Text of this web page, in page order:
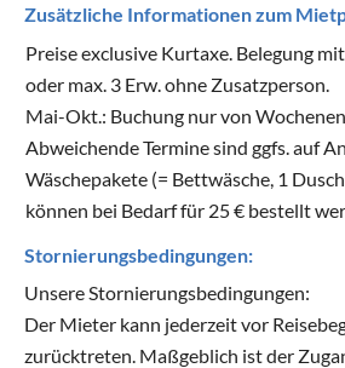
Zusätzliche Informationen zum
Preise exclusive Kurtaxe. Belegung
oder max. 3 Erw. ohne Zusatzperson.
Mai-Okt.: Buchung nur von
Abweichende Termine sind ggfs. auf
Wäschepakete (= Bettwäsche, 1
können bei Bedarf für 25 € bestellt
Stornierungsbedingungen:
Unsere Stornierungsbedingungen:
Der Mieter kann jederzeit vor
zurücktreten. Maßgeblich ist der